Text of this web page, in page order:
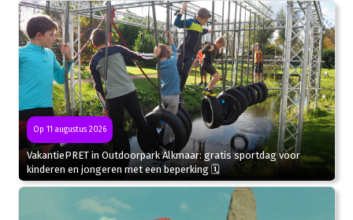
Op 11 augustus 2026
VakantiePRET in Outdoorpark Alkmaar: gratis sportdag voor
kinderen en jongeren met een beperking 🗓